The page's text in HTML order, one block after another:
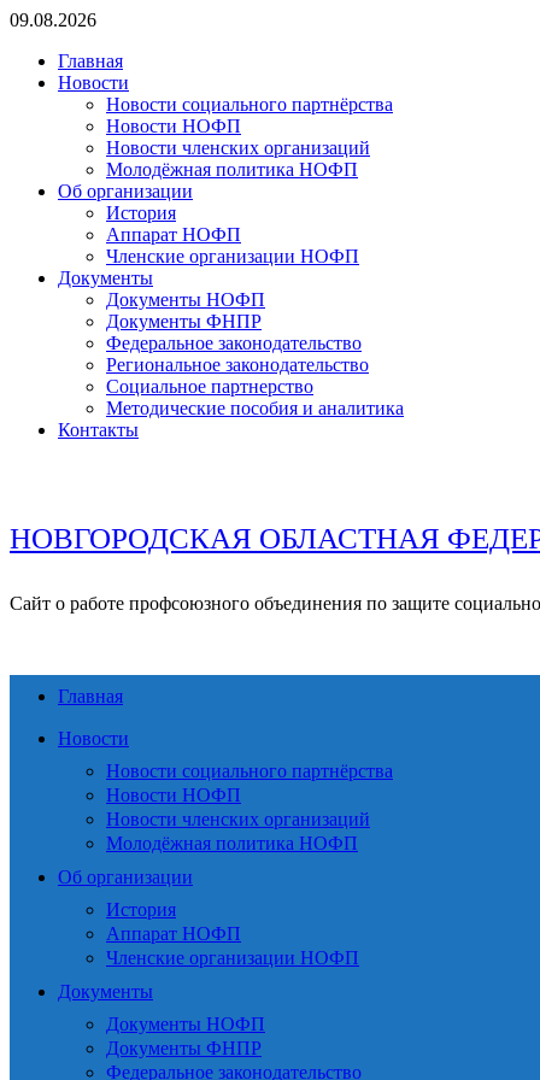
Перейти
содержимому
09.08.2026
Главная
Новости
Новости социального партнёрства
Новости НОФП
Новости членских организаций
Молодёжная политика НОФП
Об организации
История
Аппарат НОФП
Членские организации НОФП
Документы
Документы НОФП
Документы ФНПР
Федеральное законодательство
Региональное законодательство
Социальное партнерство
Методические пособия и аналитика
Контакты
НОВГОРОДСКАЯ ОБЛАСТНАЯ
Сайт о работе профсоюзного объединения по защите
Главная
Новости
Новости социального партнёрства
Новости НОФП
Новости членских организаций
Молодёжная политика НОФП
Об организации
История
Аппарат НОФП
Членские организации НОФП
Документы
Документы НОФП
Документы ФНПР
Федеральное законодательство